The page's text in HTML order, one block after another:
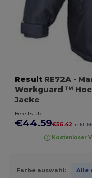
Result RE72A -
Workguard ™
Jacke
Bereits ab
€44.59€56.42 inkl.
Kostenloser
Farbe auswahl: Alle